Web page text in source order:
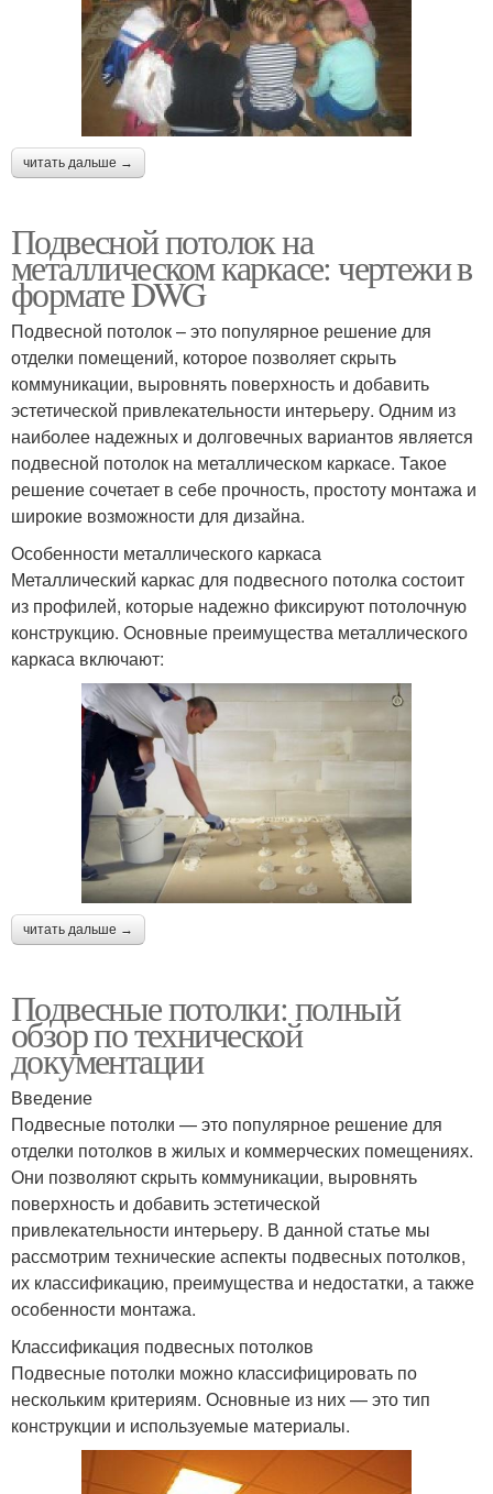
читать дальше →
Подвесной потолок на
металлическом каркасе: чертежи в
формате DWG
Подвесной потолок – это популярное решение для
отделки помещений, которое позволяет скрыть
коммуникации, выровнять поверхность и добавить
эстетической привлекательности интерьеру. Одним из
наиболее надежных и долговечных вариантов является
подвесной потолок на металлическом каркасе. Такое
решение сочетает в себе прочность, простоту монтажа и
широкие возможности для дизайна.
Особенности металлического каркаса
Металлический каркас для подвесного потолка состоит
из профилей, которые надежно фиксируют потолочную
конструкцию. Основные преимущества металлического
каркаса включают:
читать дальше →
Подвесные потолки: полный
обзор по технической
документации
Введение
Подвесные потолки — это популярное решение для
отделки потолков в жилых и коммерческих помещениях.
Они позволяют скрыть коммуникации, выровнять
поверхность и добавить эстетической
привлекательности интерьеру. В данной статье мы
рассмотрим технические аспекты подвесных потолков,
их классификацию, преимущества и недостатки, а также
особенности монтажа.
Классификация подвесных потолков
Подвесные потолки можно классифицировать по
нескольким критериям. Основные из них — это тип
конструкции и используемые материалы.